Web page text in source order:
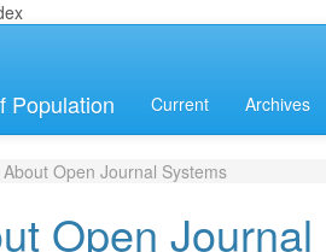
Population Current Archives
About Open Journal Systems
Open